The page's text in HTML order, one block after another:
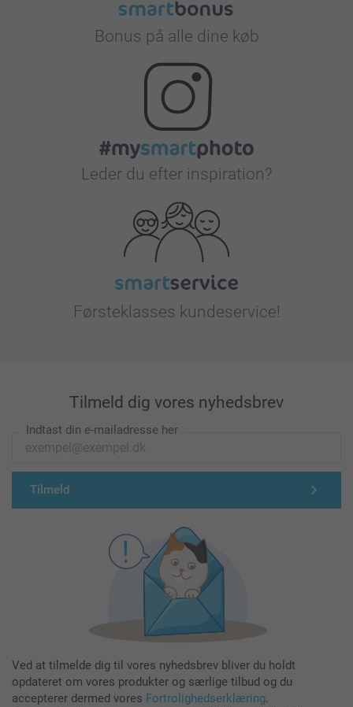
Bonus på alle dine køb
Leder du efter inspiration?
Førsteklasses kundeservice!
Tilmeld dig vores nyhedsbrev
Indtast din e-mailadresse her
Tilmeld
Ved at tilmelde dig til vores nyhedsbrev bliver du holdt
opdateret om vores produkter og særlige tilbud og du
accepterer dermed vores Fortrolighedserklæring.